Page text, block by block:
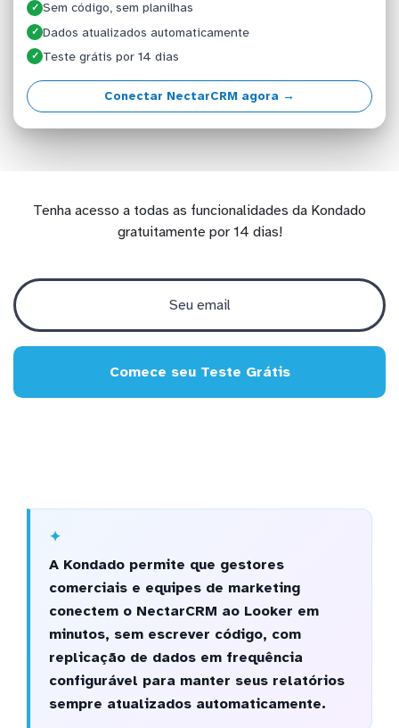
✓ Sem código, sem planilhas
✓ Dados atualizados automaticamente
✓ Teste grátis por 14 dias
Conectar NectarCRM agora →
Tenha acesso a todas as funcionalidades da Kondado
gratuitamente por 14 dias!
Comece seu Teste Grátis
A Kondado permite que gestores
comerciais e equipes de marketing
conectem o NectarCRM ao Looker em
minutos, sem escrever código, com
replicação de dados em frequência
configurável para manter seus relatórios
sempre atualizados automaticamente.